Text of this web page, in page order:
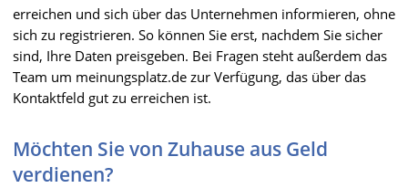
erreichen und sich über das Unternehmen informieren, ohne
sich zu registrieren. So können Sie erst, nachdem Sie sicher
sind, Ihre Daten preisgeben. Bei Fragen steht außerdem das
Team um meinungsplatz.de zur Verfügung, das über das
Kontaktfeld gut zu erreichen ist.
Möchten Sie von Zuhause aus Geld
verdienen?